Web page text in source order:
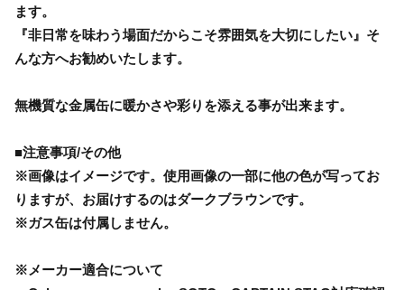
ます。
『非日常を味わう場面だからこそ雰囲気を大切にしたい』そ
んな方へお勧めいたします。
無機質な金属缶に暖かさや彩りを添える事が出来ます。
■注意事項/その他
※画像はイメージです。使用画像の一部に他の色が写ってお
りますが、お届けするのはダークブラウンです。
※ガス缶は付属しません。
※メーカー適合について